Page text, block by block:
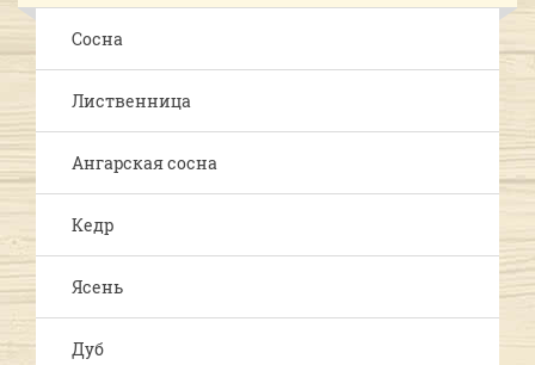
Сосна
Лиственница
Ангарская сосна
Кедр
Ясень
Дуб